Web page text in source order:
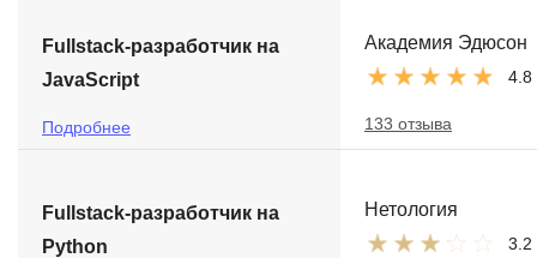
Fullstack-разработчик на
JavaScript
Подробнее
Академия Эдюсон
4.8
133 отзыва
Fullstack-разработчик на
Python
Нетология
3.2